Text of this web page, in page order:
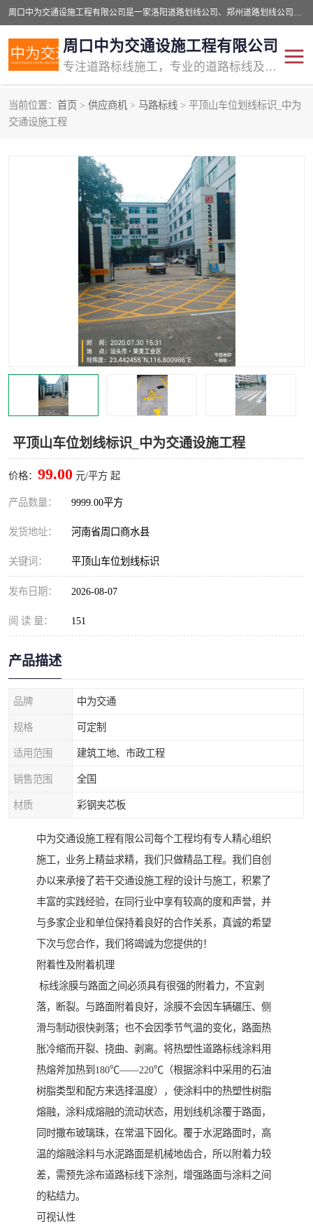
周口中为交通设施工程有限公司是一家洛阳道路划线公司、郑州道路划线公司、平顶山道路车位划线公司、开封车位划线公司、许昌道路车位划线公司、漯河道路车位划线公司，公司始终坚持“诚信、匠心、专注”的宗旨；我们的经营理念是：的服务。
周口中为交通设施工程有限公司
专注道路标线施工，专业的道路标线及交通设施施工服务商!
当前位置： 首页 > 供应商机 > 马路标线 > 平顶山车位划线标识_中为
交通设施工程
平顶山车位划线标识_中为交通设施工程
价格： 99.00 元/平方 起
产品数量： 9999.00平方
发货地址： 河南省周口商水县
关键词： 平顶山车位划线标识
发布日期： 2026-08-07
阅 读 量： 151
产品描述
品牌 中为交通
规格 可定制
适用范围 建筑工地、市政工程
销售范围 全国
材质 彩钢夹芯板
中为交通设施工程有限公司每个工程均有专人精心组织
施工，业务上精益求精，我们只做精品工程。我们自创
办以来承接了若干交通设施工程的设计与施工，积累了
丰富的实践经验，在同行业中享有较高的度和声誉，并
与多家企业和单位保持着良好的合作关系，真诚的希望
下次与您合作，我们将竭诚为您提供的！
附着性及附着机理
标线涂膜与路面之间必须具有很强的附着力，不宜剥
落，断裂。与路面附着良好，涂膜不会因车辆碾压、侧
滑与制动很快剥落；也不会因季节气温的变化，路面热
胀冷缩而开裂、挠曲、剥离。将热塑性道路标线涂料用
热熔斧加热到180℃——220℃（根据涂料中采用的石油
树脂类型和配方来选择温度），使涂料中的热塑性树脂
熔融，涂料成熔融的流动状态，用划线机涂覆于路面，
同时撒布玻璃珠，在常温下固化。覆于水泥路面时，高
温的熔融涂料与水泥路面是机械地齿合，所以附着力较
差，需预先涂布道路标线下涂剂，增强路面与涂料之间
的粘结力。
可视认性
交通道路标线
道路标线划线 马路标线
道路划线